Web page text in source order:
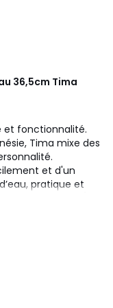
36,5cm Tima
et fonctionnalité.
Tima mixe des
et d'un
pratique et
pour ranger et/ou